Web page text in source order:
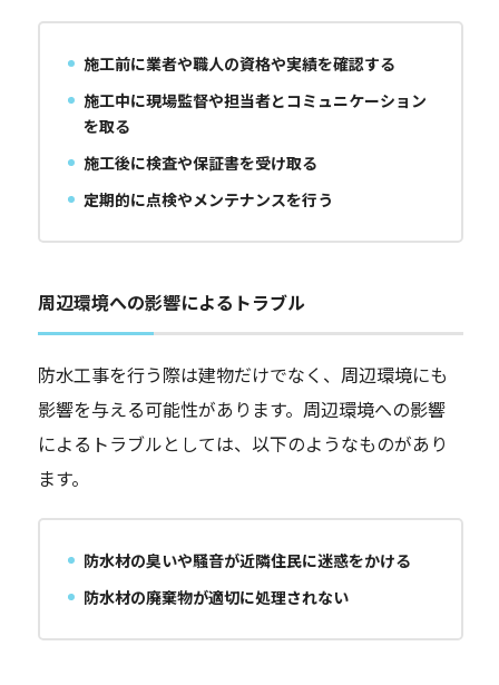
施工前に業者や職人の資格や実績を確認する
施工中に現場監督や担当者とコミュニケーション
を取る
施工後に検査や保証書を受け取る
定期的に点検やメンテナンスを行う
周辺環境への影響によるトラブル
防水工事を行う際は建物だけでなく、周辺環境にも
影響を与える可能性があります。周辺環境への影響
によるトラブルとしては、以下のようなものがあり
ます。
防水材の臭いや騒音が近隣住民に迷惑をかける
防水材の廃棄物が適切に処理されない